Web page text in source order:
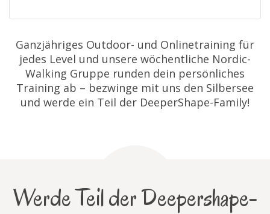
Ganzjähriges Outdoor- und Onlinetraining für
jedes Level und unsere wöchentliche Nordic-
Walking Gruppe runden dein persönliches
Training ab – bezwinge mit uns den Silbersee
und werde ein Teil der DeeperShape-Family!
Werde Teil der Deepershape-